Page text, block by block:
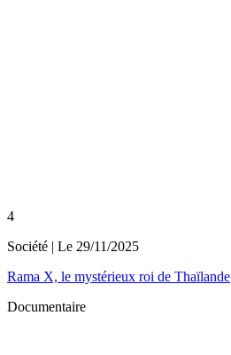
4
Société | Le 29/11/2025
Rama X, le mystérieux roi de Thaïlande
Documentaire